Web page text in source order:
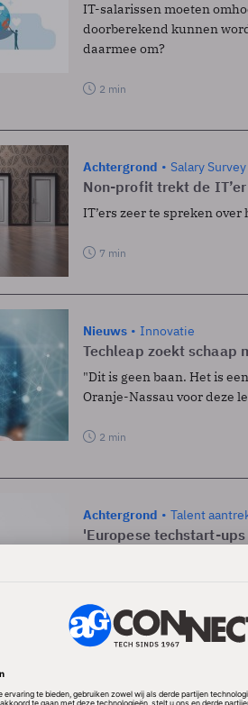
IT-salarissen moeten
doorberekend kunnen
daarmee om?
2 min
Achtergrond Salary Survey
Non-profit trekt de IT’er
IT’ers zeer te spreken
7 min
Nieuws Innovatie
Techleap zoekt schaap
"Dit is geen baan. Het is
Oranje-Nassau voor deze
2 min
Achtergrond Talent
'Europese techstart-
Optimistisch geluid van
5 min 1